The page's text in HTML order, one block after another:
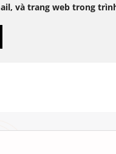
và trang web trong